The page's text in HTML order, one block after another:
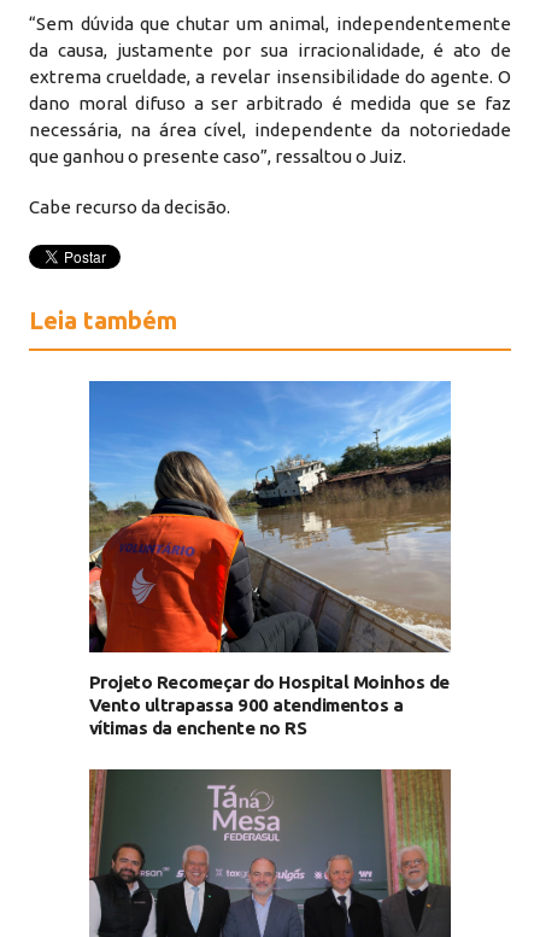
“Sem dúvida que chutar um animal, independentemente
da causa, justamente por sua irracionalidade, é ato de
extrema crueldade, a revelar insensibilidade do agente. O
dano moral difuso a ser arbitrado é medida que se faz
necessária, na área cível, independente da notoriedade
que ganhou o presente caso”, ressaltou o Juiz.
Cabe recurso da decisão.
Leia também
Projeto Recomeçar do Hospital Moinhos de
Vento ultrapassa 900 atendimentos a
vítimas da enchente no RS